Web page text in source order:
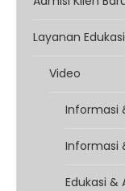
Layanan Edukasi
Video
Informasi
Informasi
Edukasi &